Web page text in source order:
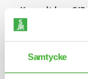
Samtycke
Konsult hos SJR
Att arbeta som
av en dedikerad
perfekta
yrkesroll och på